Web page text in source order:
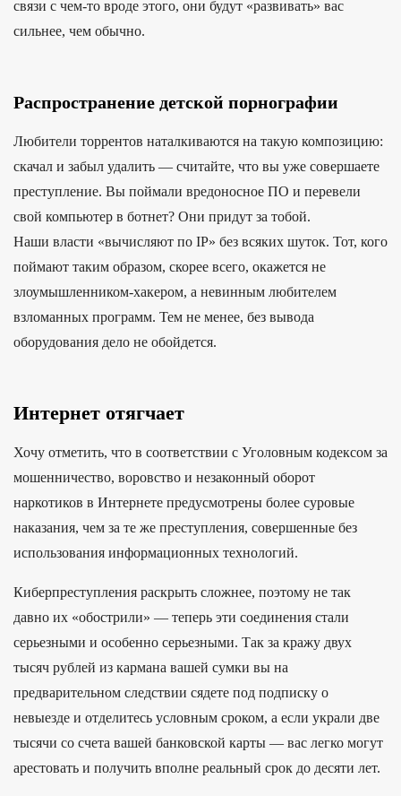
связи с чем-то вроде этого, они будут «развивать» вас
сильнее, чем обычно.
Распространение детской порнографии
Любители торрентов наталкиваются на такую ​​композицию:
скачал и забыл удалить — считайте, что вы уже совершаете
преступление. Вы поймали вредоносное ПО и перевели
свой компьютер в ботнет? Они придут за тобой.
Наши власти «вычисляют по IP» без всяких шуток. Тот, кого
поймают таким образом, скорее всего, окажется не
злоумышленником-хакером, а невинным любителем
взломанных программ. Тем не менее, без вывода
оборудования дело не обойдется.
Интернет отягчает
Хочу отметить, что в соответствии с Уголовным кодексом за
мошенничество, воровство и незаконный оборот
наркотиков в Интернете предусмотрены более суровые
наказания, чем за те же преступления, совершенные без
использования информационных технологий.
Киберпреступления раскрыть сложнее, поэтому не так
давно их «обострили» — теперь эти соединения стали
серьезными и особенно серьезными. Так за кражу двух
тысяч рублей из кармана вашей сумки вы на
предварительном следствии сядете под подписку о
невыезде и отделитесь условным сроком, а если украли две
тысячи со счета вашей банковской карты — вас легко могут
арестовать и получить вполне реальный срок до десяти лет.